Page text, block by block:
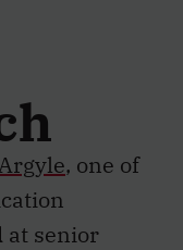
, one of
at senior